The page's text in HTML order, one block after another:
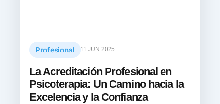
Profesional 11 JUN 2025
La Acreditación Profesional en
Psicoterapia: Un Camino hacia la
Excelencia y la Confianza